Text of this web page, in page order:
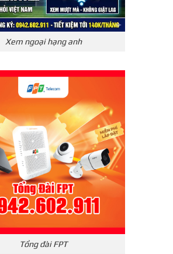
Xem ngoại hạng anh
Tổng đài FPT